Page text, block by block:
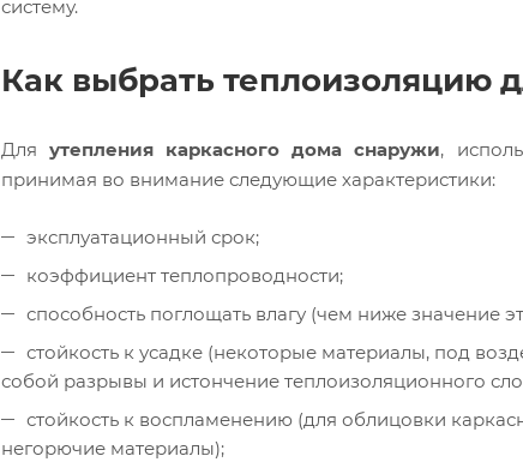
систему.
Как выбрать теплоизоляцию
Дляутепления каркасного дома снаружи,
принимая во внимание следующие характеристики:
эксплуатационный срок;
коэффициент теплопроводности;
способность поглощать влагу (чем ниже значение
стойкость к усадке (некоторые материалы, под
собой разрывы и истончение теплоизоляционного
стойкость к воспламенению (для облицовки
негорючие материалы);